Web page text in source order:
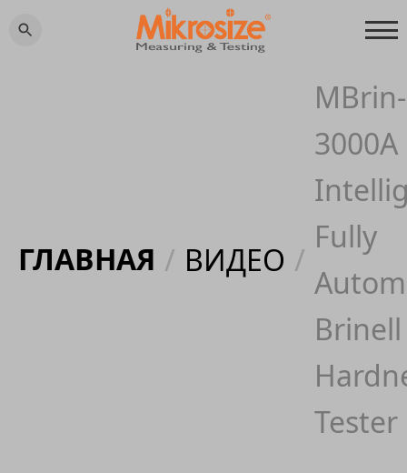
ГЛАВНАЯ / ВИДЕО /
MBrin-
3000A
Fully
Brinell
Tester